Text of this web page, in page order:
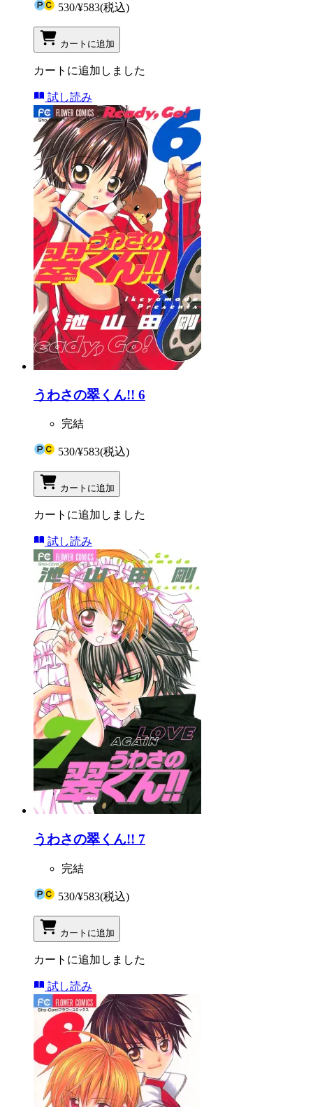
530/¥583(税込)
カートに追加
カートに追加しました
試し読み
うわさの翠くん!! 6
完結
530/¥583(税込)
カートに追加
カートに追加しました
試し読み
うわさの翠くん!! 7
完結
530/¥583(税込)
カートに追加
カートに追加しました
試し読み